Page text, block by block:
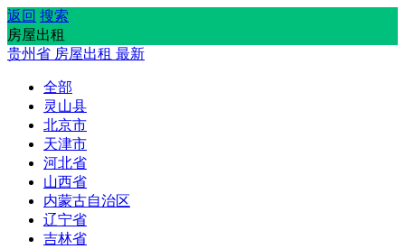
返回 搜索
房屋出租
贵州省 房屋出租 最新
全部
灵山县
北京市
天津市
河北省
山西省
内蒙古自治区
辽宁省
吉林省